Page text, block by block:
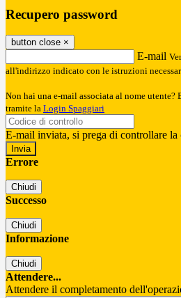
Recupero password
button close ×
E-mail
all'indirizzo indicato con le istruzioni
Non hai una e-mail associata al nome utente?
tramite la Login Spaggiari
E-mail inviata, si prega di controllare la
Errore
Chiudi
Successo
Chiudi
Informazione
Chiudi
Attendere...
Attendere il completamento